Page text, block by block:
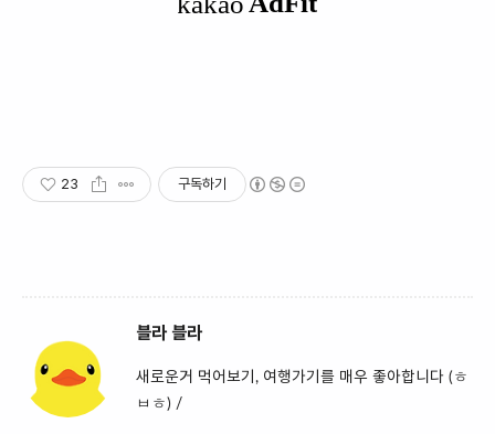
23 구독하기
블라 블라
새로운거 먹어보기, 여행가기를 매우 좋아합니다 (ㅎ
ㅂㅎ) /